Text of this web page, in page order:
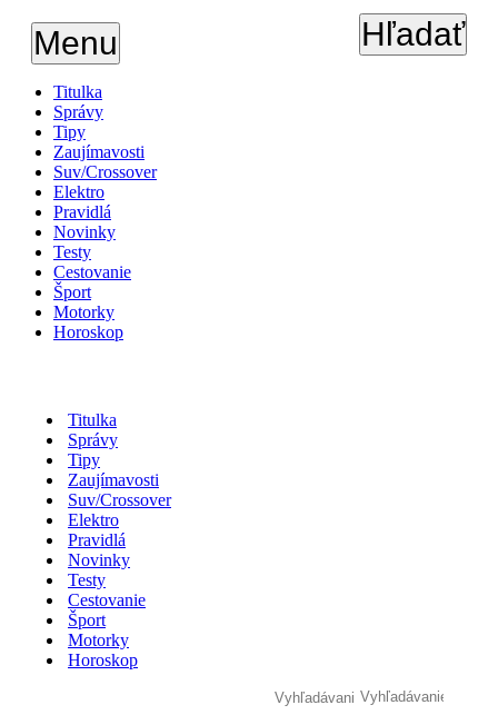
Menu Hľadať
Titulka
Správy
Tipy
Zaujímavosti
Suv/Crossover
Elektro
Pravidlá
Novinky
Testy
Cestovanie
Šport
Motorky
Horoskop
Titulka
Správy
Tipy
Zaujímavosti
Suv/Crossover
Elektro
Pravidlá
Novinky
Testy
Cestovanie
Šport
Motorky
Horoskop